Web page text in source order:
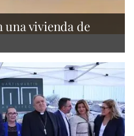
una vivienda de